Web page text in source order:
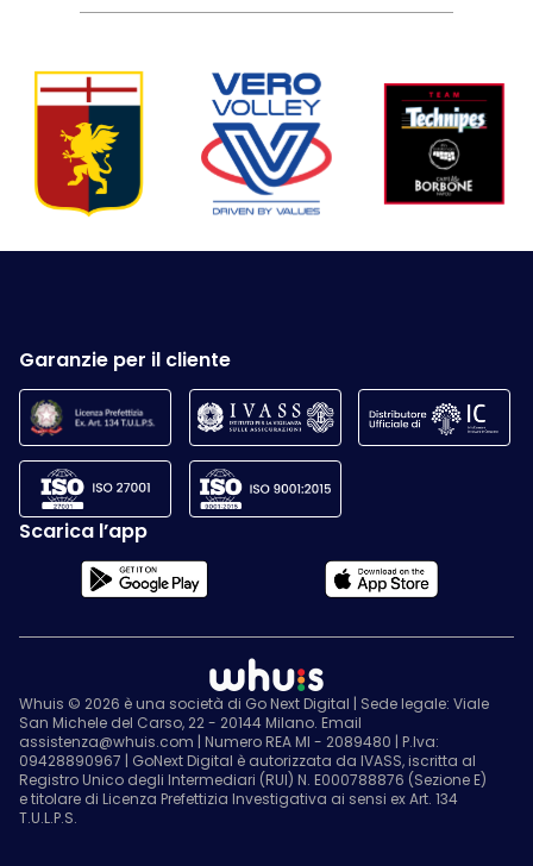
Garanzie per il cliente
Scarica l’app
Whuis © 2026 è una società di Go Next Digital | Sede legale: Viale
San Michele del Carso, 22 - 20144 Milano. Email
assistenza@whuis.com | Numero REA MI - 2089480 | P.Iva:
09428890967 | GoNext Digital è autorizzata da IVASS, iscritta al
Registro Unico degli Intermediari (RUI) N. E000788876 (Sezione E)
e titolare di Licenza Prefettizia Investigativa ai sensi ex Art. 134
T.U.L.P.S.